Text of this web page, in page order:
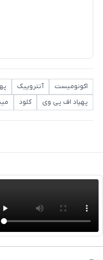
اکونومیست آنتروپیک
پهپاد اف پی وی
کلود